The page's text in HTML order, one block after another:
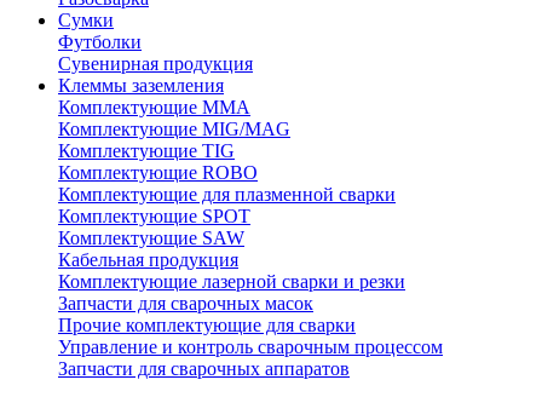
Сумки
Футболки
Сувенирная продукция
Клеммы заземления
Комплектующие ММА
Комплектующие MIG/MAG
Комплектующие TIG
Комплектующие ROBO
Комплектующие для плазменной сварки
Комплектующие SPOT
Комплектующие SAW
Кабельная продукция
Комплектующие лазерной сварки и резки
Запчасти для сварочных масок
Прочие комплектующие для сварки
Управление и контроль сварочным процессом
Запчасти для сварочных аппаратов